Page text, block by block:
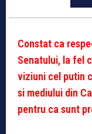
Constat ca
Senatului, la fel
viziuni cel putin
si mediului din
pentru ca sunt